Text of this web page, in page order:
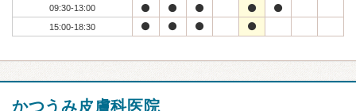
09:30-13:00
15:00-18:30
かつうみ皮膚科医院